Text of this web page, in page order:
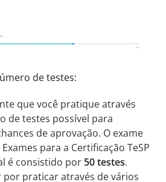
de testes:
que você pratique através
de testes possível para
de aprovação. O exame
para a Certificação TeSP
é consistido por 50 testes.
por praticar através de vários